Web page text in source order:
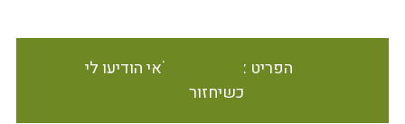
הפריט אינו זמין במלאי הודיעו לי
כשיחזור